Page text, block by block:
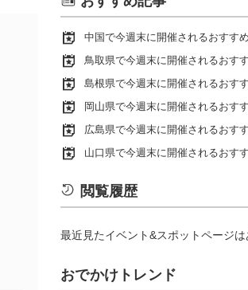
中国で今週末に開催されるおすす
鳥取県で今週末に開催されるおす
島根県で今週末に開催されるおす
岡山県で今週末に開催されるおす
広島県で今週末に開催されるおす
山口県で今週末に開催されるおす
閲覧履歴
最近見たイベント&スポットページは
おでかけトレンド